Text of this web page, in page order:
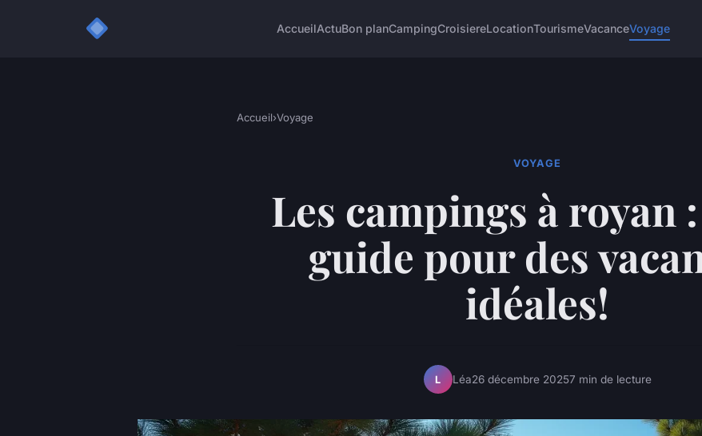
AccueilActuBon planCampingCroisiereLocationTourismeVacanceVoyage
Accueil›Voyage
VOYAGE
Les campings à royan
guide pour des
idéales!
L Léa26 décembre 20257 min de lecture